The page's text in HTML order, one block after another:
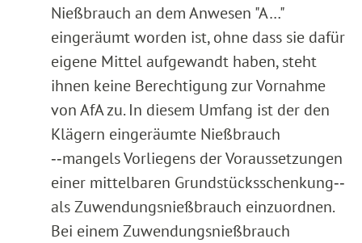
Nießbrauch an dem Anwesen "A…"
eingeräumt worden ist, ohne dass sie dafür
eigene Mittel aufgewandt haben, steht
ihnen keine Berechtigung zur Vornahme
von AfA zu. In diesem Umfang ist der den
Klägern eingeräumte Nießbrauch
‑‑mangels Vorliegens der Voraussetzungen
einer mittelbaren Grundstücksschenkung‑‑
als Zuwendungsnießbrauch einzuordnen.
Bei einem Zuwendungsnießbrauch